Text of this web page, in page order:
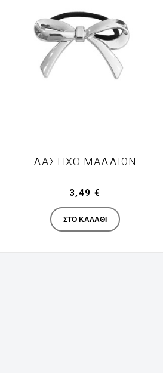
ΛΆΣΤΙΧΟ ΜΑΛΛΙΏΝ
Manufacturer
3,49 €
ΣΤΟ ΚΑΛΆΘΙ